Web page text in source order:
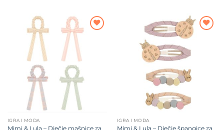
IGRA I MODA
Mimi & Lula – Dječje mašnice za
Dodajte
IGRA I MODA
Mimi & Lula – Dječje špangice za